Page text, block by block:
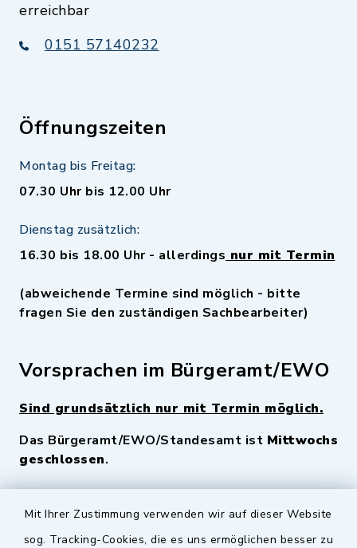
Mit Ihrer Zustimmung verwenden wir auf dieser Website
sog. Tracking-Cookies, die es uns ermöglichen besser zu
erreichbar
0151 57140232
Öffnungszeiten
Montag bis Freitag:
07.30 Uhr bis 12.00 Uhr
Dienstag zusätzlich:
16.30 bis 18.00 Uhr - allerdings nur mit Termin
(abweichende Termine sind möglich - bitte
fragen Sie den zuständigen Sachbearbeiter)
Vorsprachen im Bürgeramt/EWO
Sind grundsätzlich nur mit Termin möglich.
Das Bürgeramt/EWO/Standesamt ist Mittwochs
geschlossen.
Quicklinks